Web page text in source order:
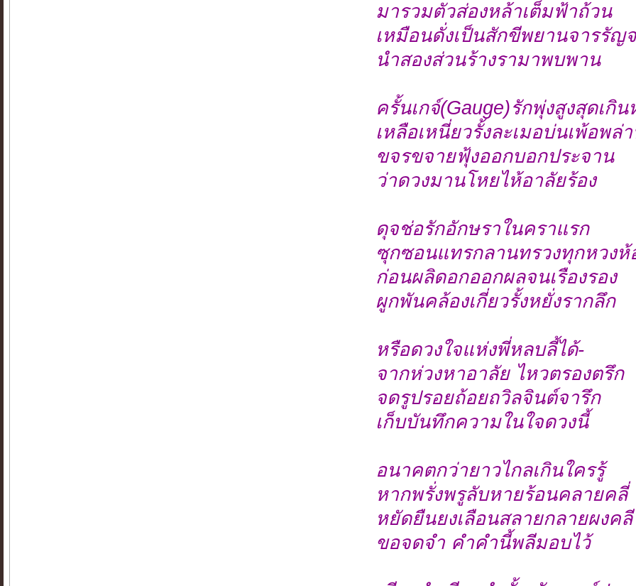
มารวมตัวส่องหล้าเต็มฟ้าถ้วน
เหมือนดั่งเป็นสักขีพยานจารรัญ
นำสองส่วนร้างรามาพบพาน
ครั้นเกจ์(Gauge)รักพุ่งสูงสุดเกิ
เหลือเหนี่ยวรั้งละเมอบ่นเพ้อพล่
ขจรขจายฟุ้งออกบอกประจาน
ว่าดวงมานโหยไห้อาลัยร้อง
ดุจช่อรักอักษราในคราแรก
ซุกซอนแทรกลานทรวงทุกหวงห้
ก่อนผลิดอกออกผลจนเรืองรอง
ผูกพันคล้องเกี่ยวรั้งหยั่งรากลึก
หรือดวงใจแห่งพี่หลบลี้ได้-
จากห่วงหาอาลัย ไหวตรองตรึก
จดรูปรอยถ้อยถวิลจินต์จารึก
เก็บบันทึกความในใจดวงนี้
อนาคตกว่ายาวไกลเกินใครรู้
หากพรั่งพรูลับหายร้อนคลายคลี่
หยัดยืนยงเลือนสลายกลายผงคลี
ขอจดจำ คำคำนี้พลีมอบไว้